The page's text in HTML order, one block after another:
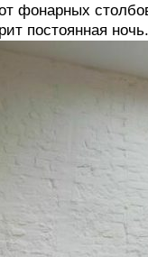
фонарных
постоянная ночь.